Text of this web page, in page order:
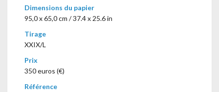
Dimensions du papier
95,0 x 65,0 cm / 37.4 x 25.6 in
Tirage
XXIX/L
Prix
350 euros (€)
Référence